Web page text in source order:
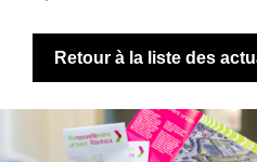
Retour à la liste des